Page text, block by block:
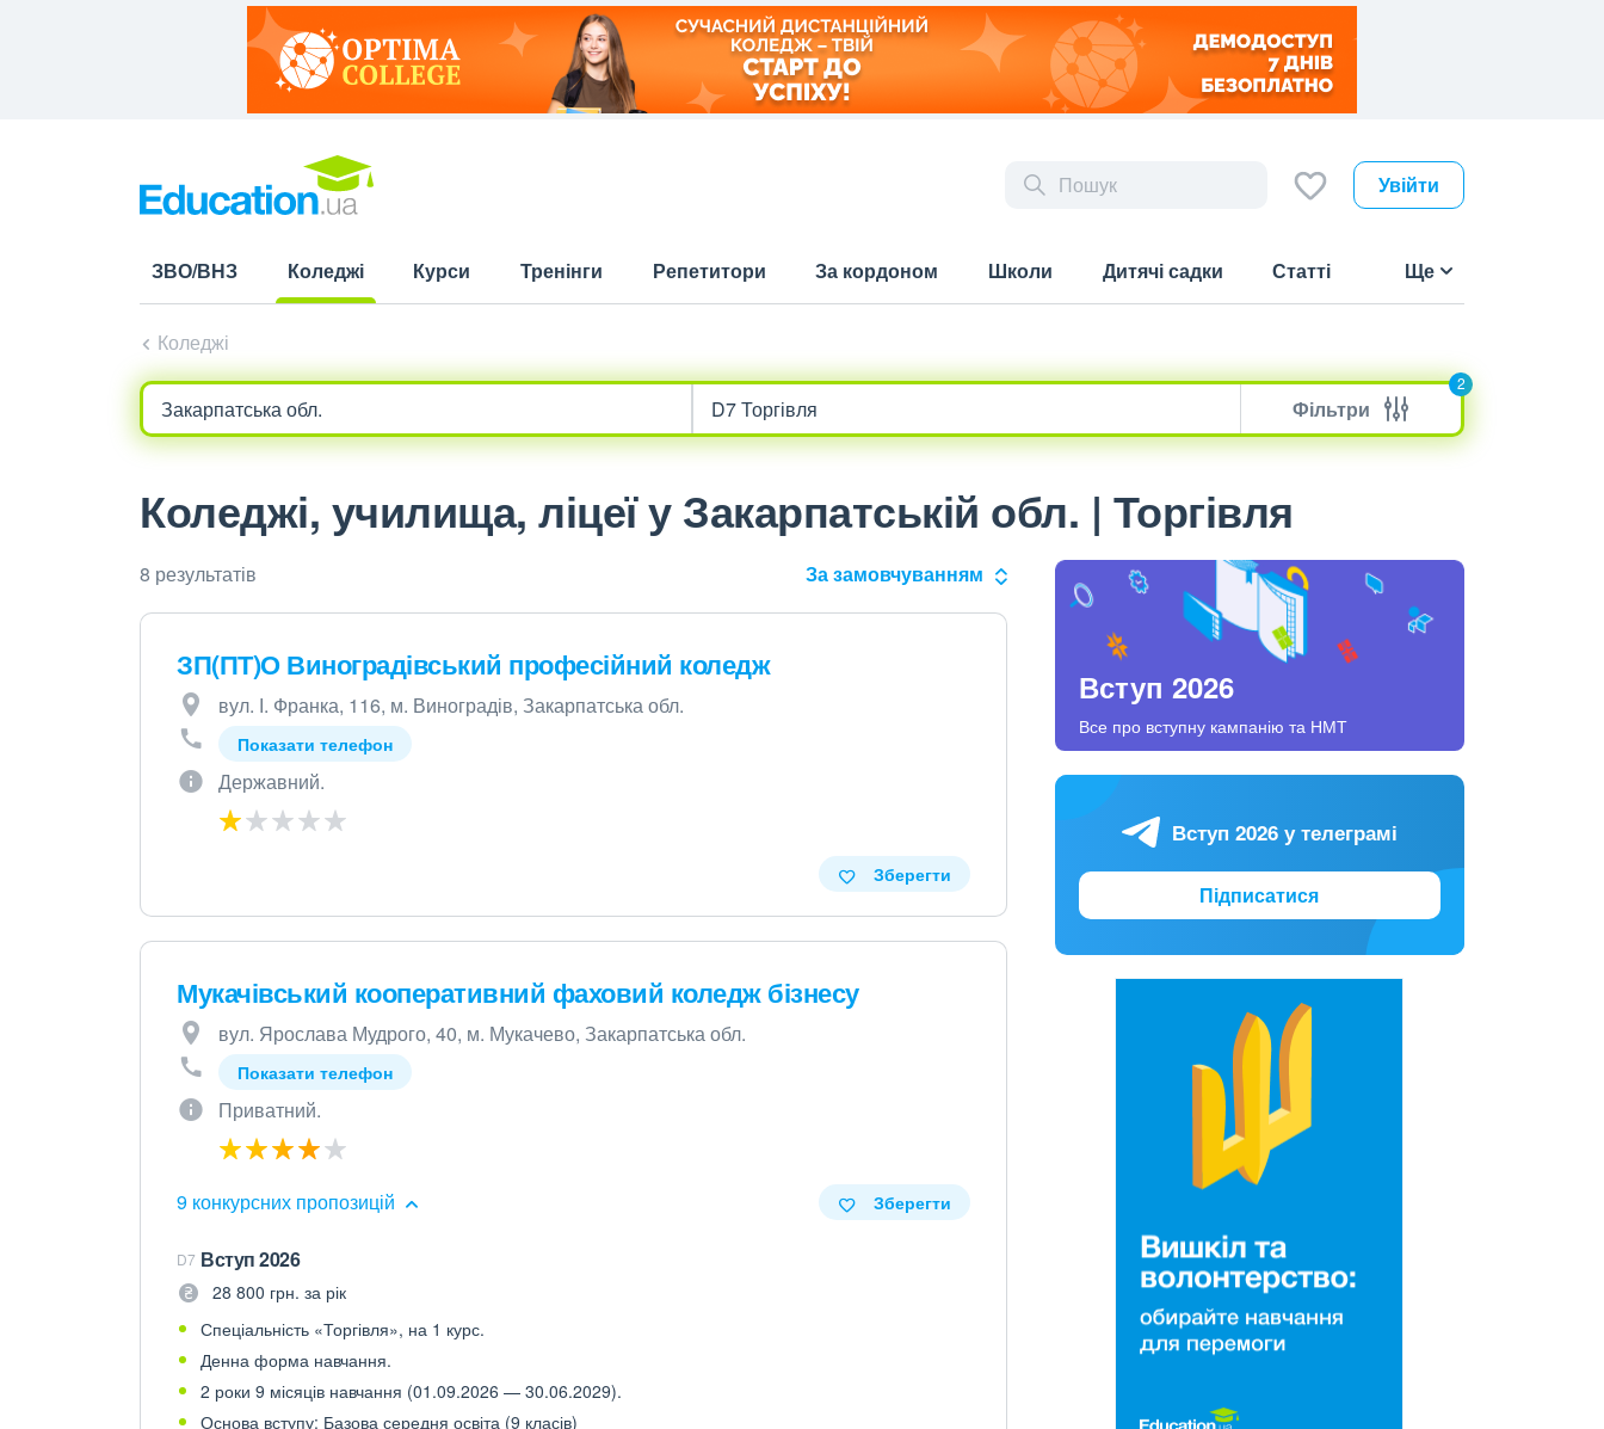
Увійти
ЗВО/ВНЗ
Коледжі
Курси Тренінги Репетитори За кордоном Школи Дитячі садки Статті Ще
Коледжі
Фільтри
2
Коледжі, училища, ліцеї у Закарпатській обл. | Торгівля
8 результатів За замовчуванням
ЗП(ПТ)О Виноградівський професійний коледж
вул. І. Франка, 116, м. Виноградів, Закарпатська обл.
Показати телефон
Державний.
Зберегти
Мукачівський кооперативний фаховий коледж бізнесу
вул. Ярослава Мудрого, 40, м. Мукачево, Закарпатська обл.
Показати телефон
Приватний.
9 конкурсних пропозицій Зберегти
D7 Вступ 2026
28 800 грн. за рік
Спеціальність «Торгівля», на 1 курс.
Денна форма навчання.
2 роки 9 місяців навчання (01.09.2026 — 30.06.2029).
Основа вступу: Базова середня освіта (9 класів)
Вступ 2026
Все про вступну кампанію та НМТ
Вступ 2026 у телеграмі
Підписатися